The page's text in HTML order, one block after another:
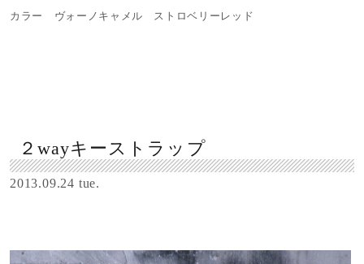
カラー ヴォーノキャメル ストロベリーレッド
２wayキーストラップ
2013.09.24 tue.